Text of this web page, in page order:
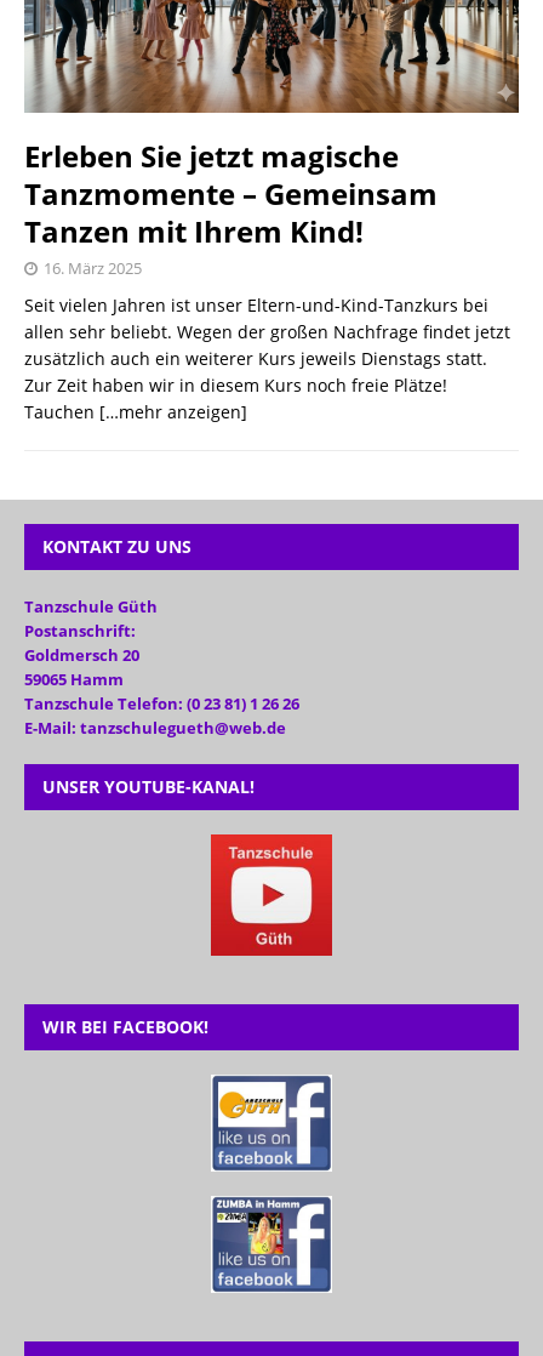
Erleben Sie jetzt magische
Tanzmomente – Gemeinsam
Tanzen mit Ihrem Kind!
16. März 2025
Seit vielen Jahren ist unser Eltern-und-Kind-Tanzkurs bei
allen sehr beliebt. Wegen der großen Nachfrage findet jetzt
zusätzlich auch ein weiterer Kurs jeweils Dienstags statt.
Zur Zeit haben wir in diesem Kurs noch freie Plätze!
Tauchen […mehr anzeigen]
KONTAKT ZU UNS
Tanzschule Güth
Postanschrift:
Goldmersch 20
59065 Hamm
Tanzschule Telefon: (0 23 81) 1 26 26
E-Mail: tanzschulegueth@web.de
UNSER YOUTUBE-KANAL!
WIR BEI FACEBOOK!